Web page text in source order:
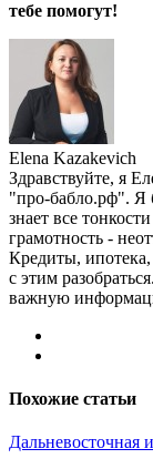
тебе помогут!
Elena Kazakevich
Здравствуйте, я
"про-бабло.рф". Я
знает все
грамотность -
Кредиты,
с этим
важную
Похожие статьи
Дальневосточная